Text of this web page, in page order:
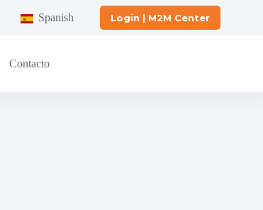
Spanish Login | M2M Center
Contacto